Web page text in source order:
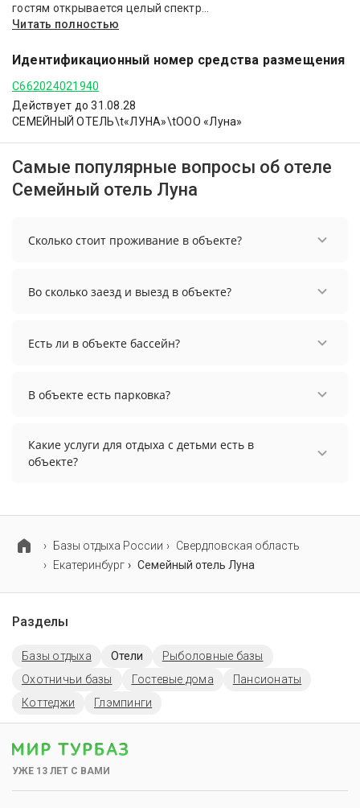
гостям открывается целый спектр...
Читать полностью
Идентификационный номер средства размещения
С662024021940
Действует до 31.08.28
СЕМЕЙНЫЙ ОТЕЛЬ\t«ЛУНА»\tООО «Луна»
Самые популярные вопросы об отеле
Семейный отель Луна
Сколько стоит проживание в объекте?
4600 рублей. Чтобы увидеть актуальные цены на
проживание, выберите нужные даты и
Во сколько заезд и выезд в объекте?
осуществить до 12:00.
Есть ли в объекте бассейн?
В объекте есть парковка?
перед бронированием у менеджера, возможно,
услуга оплачивается отдельно.
Какие услуги для отдыха с детьми есть в
объекте?
Базы отдыха России
Свердловская область
Екатеринбург
Семейный отель Луна
Разделы
Базы отдыха Отели
Рыболовные базы
Охотничьи базы
Гостевые дома
Пансионаты
Коттеджи
Глэмпинги
УЖЕ 13 ЛЕТ С ВАМИ